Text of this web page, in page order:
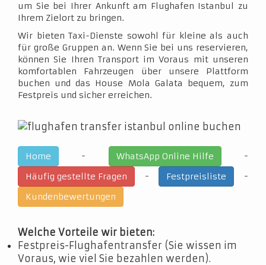
um Sie bei Ihrer Ankunft am Flughafen Istanbul zu
Ihrem Zielort zu bringen.
Wir bieten Taxi-Dienste sowohl für kleine als auch
für große Gruppen an. Wenn Sie bei uns reservieren,
können Sie Ihren Transport im Voraus mit unseren
komfortablen Fahrzeugen über unsere Plattform
buchen und das House Mola Galata bequem, zum
Festpreis und sicher erreichen.
Home - WhatsApp Online Hilfe
-
Häufig gestellte Fragen
- Festpreisliste
-
Kundenbewertungen
Welche Vorteile wir bieten:
Festpreis-Flughafentransfer (Sie wissen im
Voraus, wie viel Sie bezahlen werden).